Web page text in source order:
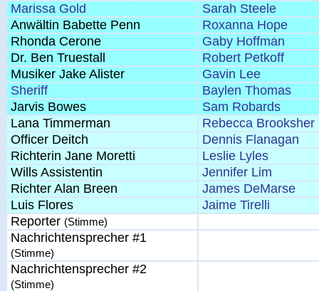
Marissa Gold
Sarah Steele
Anwältin Babette Penn
Roxanna Hope
Rhonda Cerone
Gaby Hoffman
Dr. Ben Truestall
Robert Petkoff
Musiker Jake Alister
Gavin Lee
Sheriff
Baylen Thomas
Jarvis Bowes
Sam Robards
Lana Timmerman
Rebecca Brooksher
Officer Deitch
Dennis Flanagan
Richterin Jane Moretti
Leslie Lyles
Wills Assistentin
Jennifer Lim
Richter Alan Breen
James DeMarse
Luis Flores
Jaime Tirelli
Reporter (Stimme)
Nachrichtensprecher #1
(Stimme)
Nachrichtensprecher #2
(Stimme)